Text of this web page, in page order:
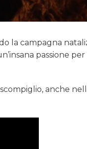
la campagna
passione
anche